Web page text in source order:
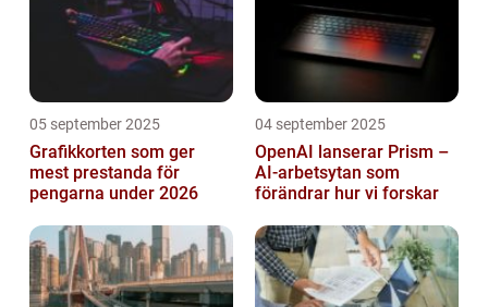
05 september 2025
Grafikkorten som ger
mest prestanda för
pengarna under 2026
04 september 2025
OpenAI lanserar Prism –
AI-arbetsytan som
förändrar hur vi forskar